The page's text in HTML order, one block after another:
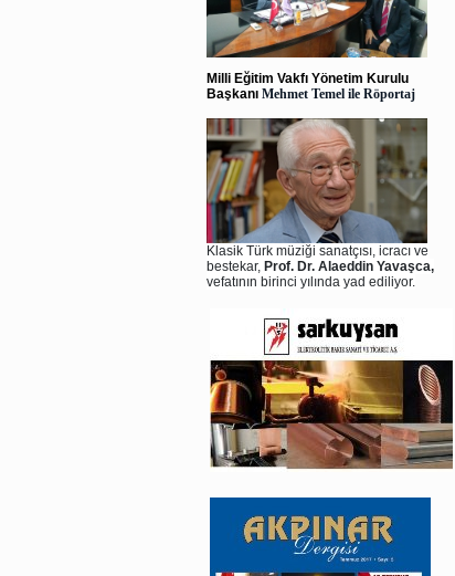
Milli Eğitim Vakfı Yönetim Kurulu
Başkanı Mehmet Temel ile Röportaj
Klasik Türk müziği sanatçısı, icracı ve
bestekar,Prof. Dr. Alaeddin Yavaşca,
vefatının birinci yılında yad ediliyor.